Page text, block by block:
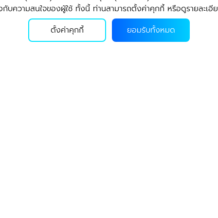
กาวซีเมนต์
DIY
กาวยาแนว
สีทารองพื้น
สีสำหรับงาน
ทางการเกษตร
และสารปรับสภาพดิน
ฑ์สำหรับสัตว์บก
บความสนใจของผู้ใช้ ทั้งนี้ ท่านสามารถตั้งค่าคุกกี้ หรือดูรายละเอี
ตั้งค่าคุกกี้
ยอมรับทั้งหมด